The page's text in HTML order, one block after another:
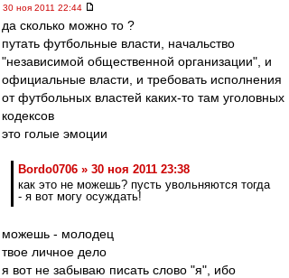
30 ноя 2011 22:44
да сколько можно то ?
путать футбольные власти, начальство
"независимой общественной организации", и
официальные власти, и требовать исполнения
от футбольных властей каких-то там уголовных
кодексов
это голые эмоции
Bordo0706 » 30 ноя 2011 23:38
как это не можешь? пусть увольняются тогда
- я вот могу осуждать!
можешь - молодец
твое личное дело
я вот не забываю писать слово "я", ибо